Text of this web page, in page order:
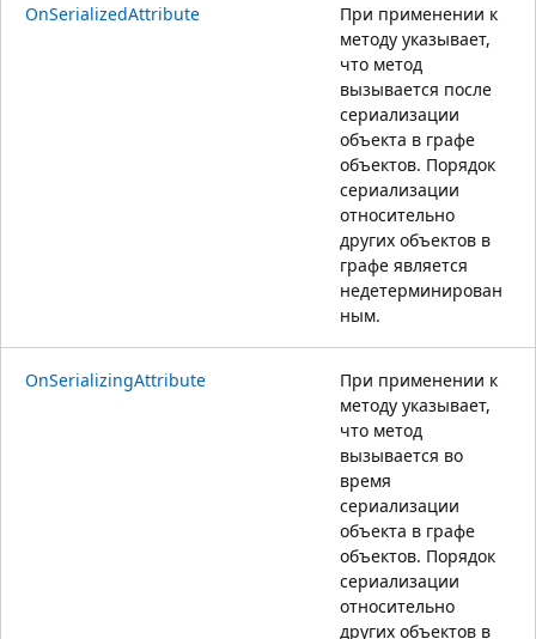
OnSerializedAttribute
При применении к
методу указывает,
что метод
вызывается после
сериализации
объекта в графе
объектов. Порядок
сериализации
относительно
других объектов в
графе является
недетерминирован
ным.
OnSerializingAttribute
При применении к
методу указывает,
что метод
вызывается во
время
сериализации
объекта в графе
объектов. Порядок
сериализации
относительно
других объектов в